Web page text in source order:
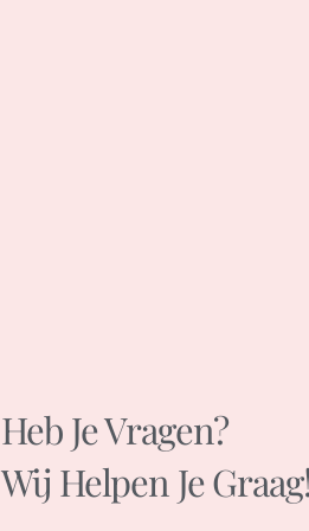
Heb Je Vragen?
Wij Helpen Je